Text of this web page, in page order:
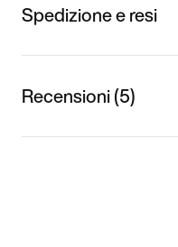
Spedizione e resi
Recensioni (5)